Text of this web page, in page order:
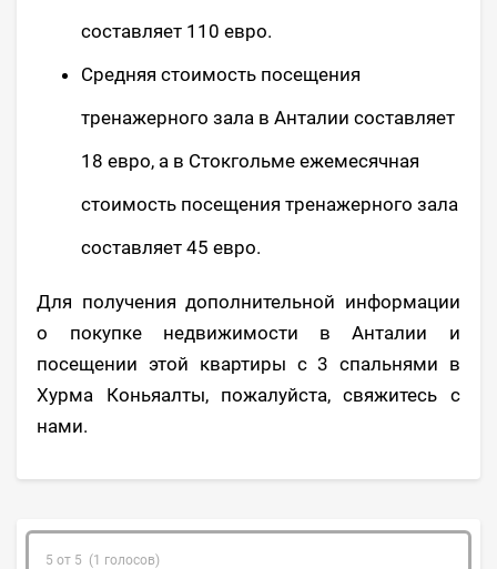
составляет 110 евро.
Средняя стоимость посещения
тренажерного зала в Анталии составляет
18 евро, а в Стокгольме ежемесячная
стоимость посещения тренажерного зала
составляет 45 евро.
Для получения дополнительной информации
о покупке недвижимости в Анталии и
посещении этой квартиры с 3 спальнями в
Хурма Коньяалты, пожалуйста, свяжитесь с
нами.
5 от 5 (1 голосов)